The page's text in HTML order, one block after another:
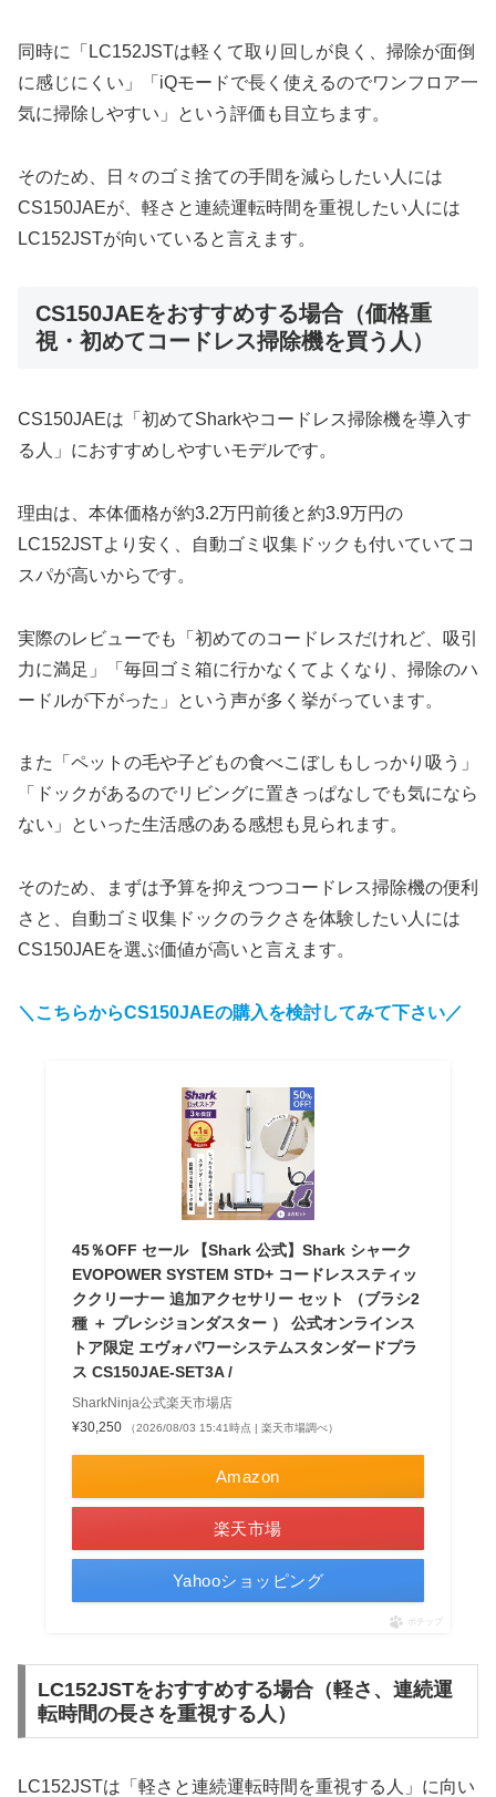
同時に「LC152JSTは軽くて取り回しが良く、掃除が面倒
に感じにくい」「iQモードで長く使えるのでワンフロア一
気に掃除しやすい」という評価も目立ちます。
そのため、日々のゴミ捨ての手間を減らしたい人には
CS150JAEが、軽さと連続運転時間を重視したい人には
LC152JSTが向いていると言えます。
CS150JAEをおすすめする場合（価格重
視・初めてコードレス掃除機を買う人）
CS150JAEは「初めてSharkやコードレス掃除機を導入す
る人」におすすめしやすいモデルです。
理由は、本体価格が約3.2万円前後と約3.9万円の
LC152JSTより安く、自動ゴミ収集ドックも付いていてコ
スパが高いからです。
実際のレビューでも「初めてのコードレスだけれど、吸引
力に満足」「毎回ゴミ箱に行かなくてよくなり、掃除のハ
ードルが下がった」という声が多く挙がっています。
また「ペットの毛や子どもの食べこぼしもしっかり吸う」
「ドックがあるのでリビングに置きっぱなしでも気になら
ない」といった生活感のある感想も見られます。
そのため、まずは予算を抑えつつコードレス掃除機の便利
さと、自動ゴミ収集ドックのラクさを体験したい人には
CS150JAEを選ぶ価値が高いと言えます。
＼こちらからCS150JAEの購入を検討してみて下さい／
45％OFF セール 【Shark 公式】Shark シャーク
EVOPOWER SYSTEM STD+ コードレススティッ
ククリーナー 追加アクセサリー セット （ブラシ2
種 ＋ プレシジョンダスター ） 公式オンラインス
トア限定 エヴォパワーシステムスタンダードプラ
ス CS150JAE-SET3A /
SharkNinja公式楽天市場店
¥30,250
（2026/08/03 15:41時点 | 楽天市場調べ）
Amazon
楽天市場
Yahooショッピング
ポチップ
LC152JSTをおすすめする場合（軽さ、連続運
転時間の長さを重視する人）
LC152JSTは「軽さと連続運転時間を重視する人」に向い